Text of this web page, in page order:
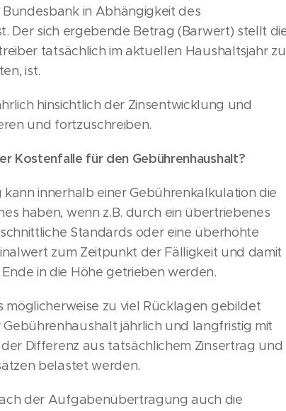
in Abhängigkeit des
Der sich ergebende Betrag (Barwert) stellt
tatsächlich im aktuellen Haushaltsjahr zu
ist.
hinsichtlich der Zinsentwicklung und
und fortzuschreiben.
Kostenfalle für den Gebührenhaushalt?
innerhalb einer Gebührenkalkulation die
haben, wenn z.B. durch ein übertriebenes
Standards oder eine überhöhte
zum Zeitpunkt der Fälligkeit und damit
in die Höhe getrieben werden.
möglicherweise zu viel Rücklagen gebildet
jährlich und langfristig mit
Differenz aus tatsächlichem Zinsertrag und
belastet werden.
der Aufgabenübertragung auch die